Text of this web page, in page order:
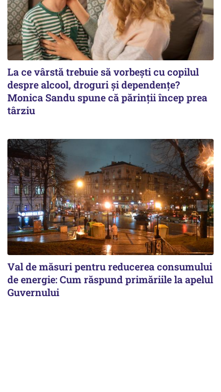
La ce vârstă trebuie să vorbești cu copilul
despre alcool, droguri și dependențe?
Monica Sandu spune că părinții încep prea
târziu
Val de măsuri pentru reducerea consumului
de energie: Cum răspund primăriile la apelul
Guvernului